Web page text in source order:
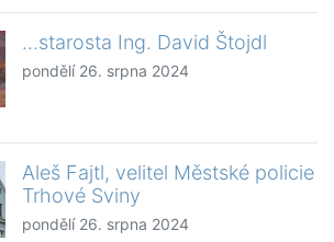
...starosta Ing. David Štojdl
pondělí 26. srpna 2024
Aleš Fajtl, velitel Městské policie
Trhové Sviny
pondělí 26. srpna 2024